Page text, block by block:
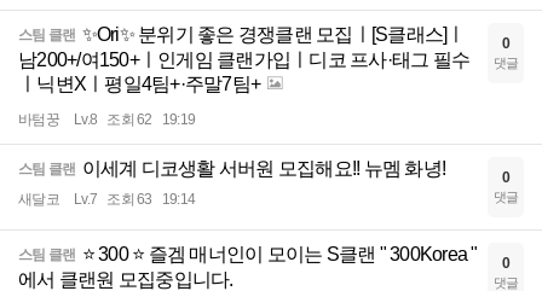
스팀 클랜 ✨Ori✨ 분위기 좋은 경쟁클랜 모집ㅣ[S클래스]ㅣ
남200+/여150+ㅣ인게임 클랜가입ㅣ디코 프사·태그 필수
ㅣ닉변Xㅣ평일4팀+·주말7팀+
바텀꿍 Lv.8 조회 62 19:19
0
댓글
스팀 클랜 이세계 디코생활 서버원 모집해요!! 뉴멤 화녕!
새달코 Lv.7 조회 63 19:14
0
댓글
스팀 클랜 ⭐ 300 ⭐ 즐겜 매너인이 모이는 S클랜 " 300Korea "
에서 클랜원 모집중입니다.
0
댓글